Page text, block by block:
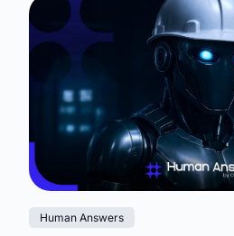
Human Answers